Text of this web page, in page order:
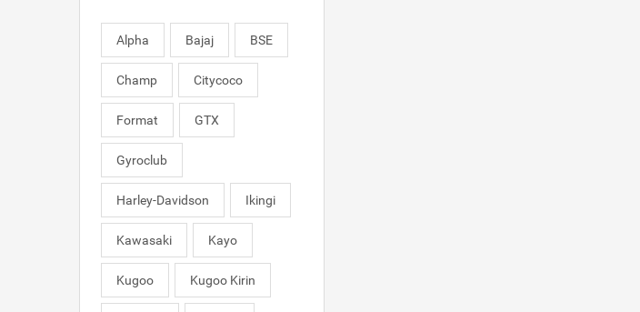
Alpha Bajaj BSE
Champ Citycoco
Format GTX
Gyroclub
Harley-Davidson Ikingi
Kawasaki Kayo
Kugoo Kugoo Kirin